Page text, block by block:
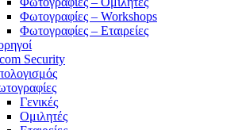
Φωτογραφίες – Workshops
Φωτογραφίες – Εταιρείες
Security
Γενικές
Ομιλητές